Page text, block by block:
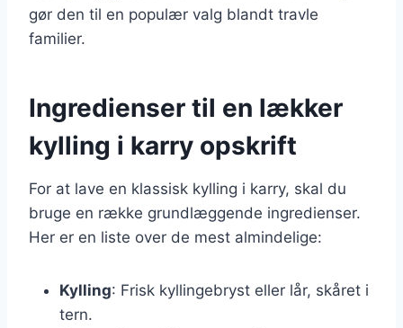
gør den til en populær valg blandt travle
familier.
Ingredienser til en lækker
kylling i karry opskrift
For at lave en klassisk kylling i karry, skal du
bruge en række grundlæggende ingredienser.
Her er en liste over de mest almindelige:
Kylling: Frisk kyllingebryst eller lår, skåret i
tern.